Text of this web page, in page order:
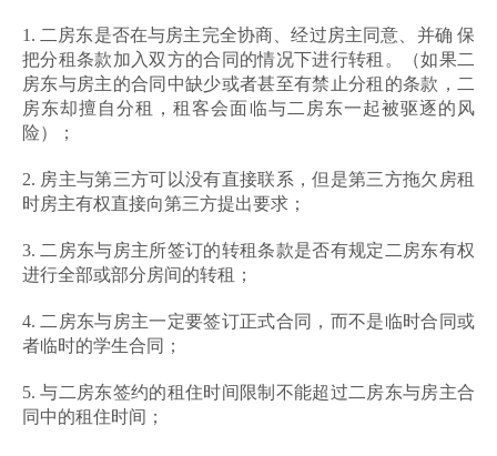
1. 二房东是否在与房主完全协商、经过房主同意、并确 保
把分租条款加入双方的合同的情况下进行转租。（如果二
房东与房主的合同中缺少或者甚至有禁止分租的条款，二
房东却擅自分租，租客会面临与二房东一起被驱逐的风
险）；
2. 房主与第三方可以没有直接联系，但是第三方拖欠房租
时房主有权直接向第三方提出要求；
3. 二房东与房主所签订的转租条款是否有规定二房东有权
进行全部或部分房间的转租；
4. 二房东与房主一定要签订正式合同，而不是临时合同或
者临时的学生合同；
5. 与二房东签约的租住时间限制不能超过二房东与房主合
同中的租住时间；